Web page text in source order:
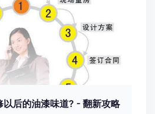
以后的油漆味道? - 翻新攻略